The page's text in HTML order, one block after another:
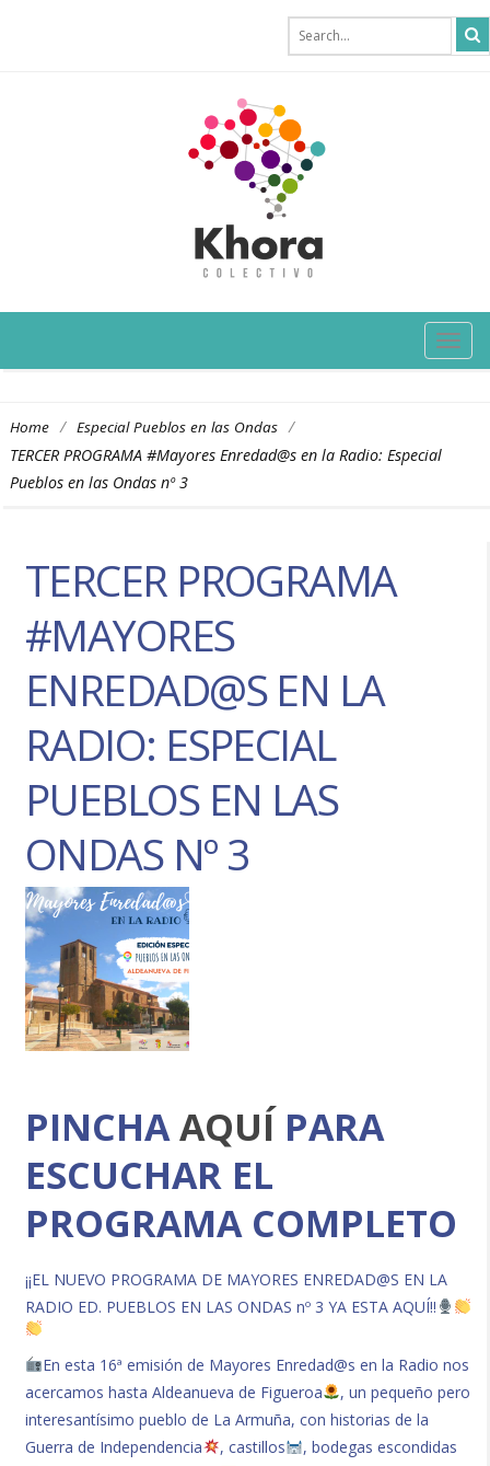
Home / Especial Pueblos en las Ondas /
TERCER PROGRAMA #Mayores Enredad@s en la Radio: Especial
Pueblos en las Ondas nº 3
TERCER PROGRAMA
#MAYORES
ENREDAD@S EN LA
RADIO: ESPECIAL
PUEBLOS EN LAS
ONDAS Nº 3
PINCHAAQUÍ PARA
ESCUCHAR EL
PROGRAMA COMPLETO
¡¡EL NUEVO PROGRAMA DE MAYORES ENREDAD@S EN LA
RADIO ED. PUEBLOS EN LAS ONDAS nº 3 YA ESTA AQUÍ!!
En esta 16ª emisión de Mayores Enredad@s en la Radio nos
acercamos hasta Aldeanueva de Figueroa
, un pequeño pero
interesantísimo pueblo de La Armuña, con historias de la
Guerra de Independencia
, castillos
, bodegas escondidas